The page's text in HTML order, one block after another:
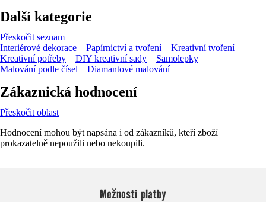
Další kategorie
Přeskočit seznam
Interiérové dekorace
Papírnictví a tvoření
Kreativní tvoření
Kreativní potřeby
DIY kreativní sady
Samolepky
Malování podle čísel
Diamantové malování
Zákaznická hodnocení
Přeskočit oblast
Hodnocení mohou být napsána i od zákazníků, kteří zboží
prokazatelně nepoužili nebo nekoupili.
Možnosti platby